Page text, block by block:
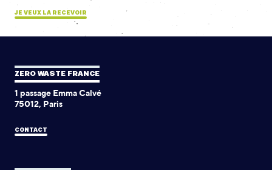
JE VEUX LA RECEVOIR
ZERO WASTE FRANCE
1 passage Emma Calvé
75012, Paris
CONTACT